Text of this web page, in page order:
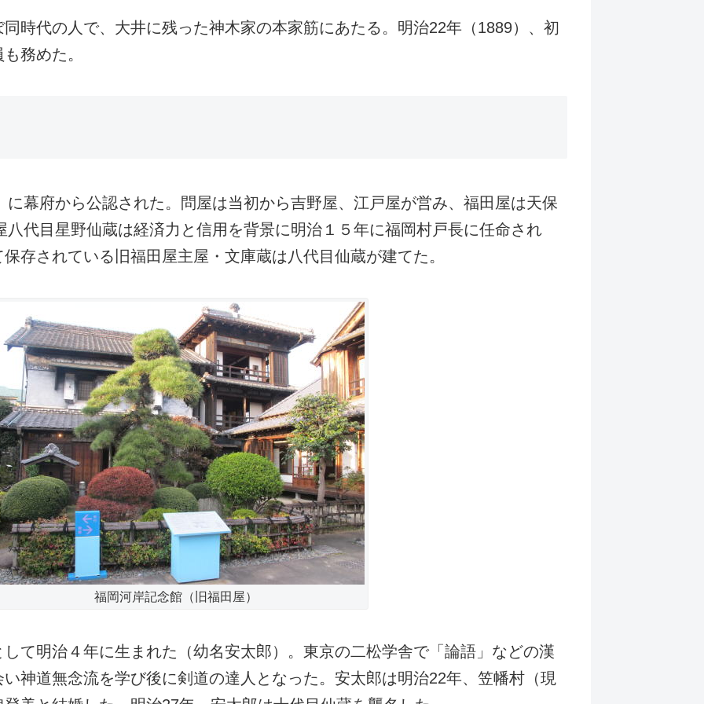
時代の人で、大井に残った神木家の本家筋にあたる。明治22年（1889）、初
務めた。
幕府から公認された。問屋は当初から吉野屋、江戸屋が営み、福田屋は天保
代目星野仙蔵は経済力と信用を背景に明治１５年に福岡村戸長に任命され
存されている旧福田屋主屋・文庫蔵は八代目仙蔵が建てた。
福岡河岸記念館（旧福田屋）
て明治４年に生まれた（幼名安太郎）。東京の二松学舎で「論語」などの漢
神道無念流を学び後に剣道の達人となった。安太郎は明治22年、笠幡村（現